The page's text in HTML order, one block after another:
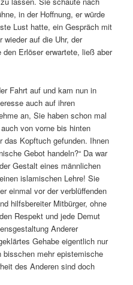
in der Hoffnung, er würde
Lust hatte, ein Gespräch mit
auf die Uhr, der
Erlöser erwartete, ließ aber
Fahrt auf und kam nun in
auch auf ihren
an, Sie haben schon mal
von vorne bis hinten
das Kopftuch gefunden. Ihnen
Gebot handeln?“ Da war
Gestalt eines männlichen
islamischen Lehre! Sie
einmal vor der verblüffenden
hilfsbereiter Mitbürger, ohne
Respekt und jede Demut
Anderer
Gehabe eigentlich nur
bisschen mehr epistemische
des Anderen sind doch